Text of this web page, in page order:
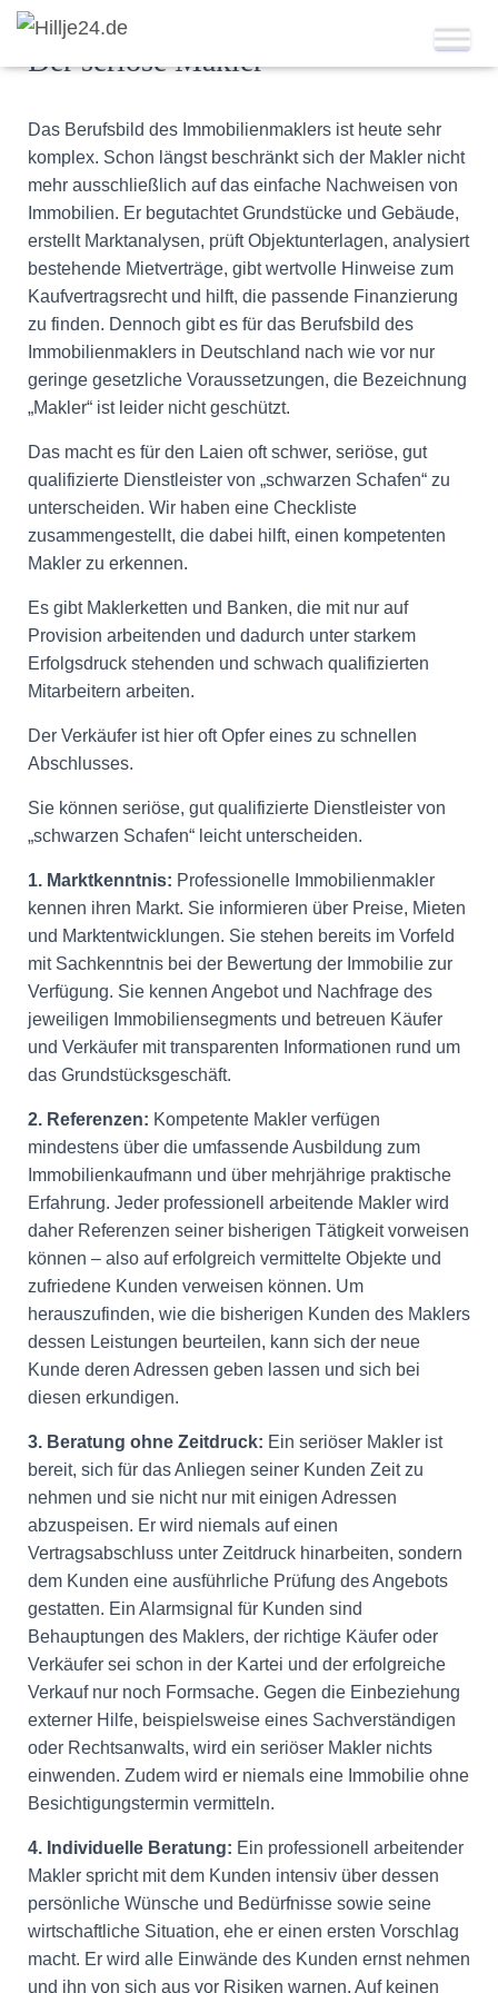
Der seriöse Makler
Das Berufsbild des Immobilienmaklers ist heute sehr
komplex. Schon längst beschränkt sich der Makler nicht
mehr ausschließlich auf das einfache Nachweisen von
Immobilien. Er begutachtet Grundstücke und Gebäude,
erstellt Marktanalysen, prüft Objektunterlagen, analysiert
bestehende Mietverträge, gibt wertvolle Hinweise zum
Kaufvertragsrecht und hilft, die passende Finanzierung
zu finden. Dennoch gibt es für das Berufsbild des
Immobilienmaklers in Deutschland nach wie vor nur
geringe gesetzliche Voraussetzungen, die Bezeichnung
„Makler“ ist leider nicht geschützt.
Das macht es für den Laien oft schwer, seriöse, gut
qualifizierte Dienstleister von „schwarzen Schafen“ zu
unterscheiden. Wir haben eine Checkliste
zusammengestellt, die dabei hilft, einen kompetenten
Makler zu erkennen.
Es gibt Maklerketten und Banken, die mit nur auf
Provision arbeitenden und dadurch unter starkem
Erfolgsdruck stehenden und schwach qualifizierten
Mitarbeitern arbeiten.
Der Verkäufer ist hier oft Opfer eines zu schnellen
Abschlusses.
Sie können seriöse, gut qualifizierte Dienstleister von
„schwarzen Schafen“ leicht unterscheiden.
1. Marktkenntnis: Professionelle Immobilienmakler
kennen ihren Markt. Sie informieren über Preise, Mieten
und Marktentwicklungen. Sie stehen bereits im Vorfeld
mit Sachkenntnis bei der Bewertung der Immobilie zur
Verfügung. Sie kennen Angebot und Nachfrage des
jeweiligen Immobiliensegments und betreuen Käufer
und Verkäufer mit transparenten Informationen rund um
das Grundstücksgeschäft.
2. Referenzen: Kompetente Makler verfügen
mindestens über die umfassende Ausbildung zum
Immobilienkaufmann und über mehrjährige praktische
Erfahrung. Jeder professionell arbeitende Makler wird
daher Referenzen seiner bisherigen Tätigkeit vorweisen
können – also auf erfolgreich vermittelte Objekte und
zufriedene Kunden verweisen können. Um
herauszufinden, wie die bisherigen Kunden des Maklers
dessen Leistungen beurteilen, kann sich der neue
Kunde deren Adressen geben lassen und sich bei
diesen erkundigen.
3. Beratung ohne Zeitdruck: Ein seriöser Makler ist
bereit, sich für das Anliegen seiner Kunden Zeit zu
nehmen und sie nicht nur mit einigen Adressen
abzuspeisen. Er wird niemals auf einen
Vertragsabschluss unter Zeitdruck hinarbeiten, sondern
dem Kunden eine ausführliche Prüfung des Angebots
gestatten. Ein Alarmsignal für Kunden sind
Behauptungen des Maklers, der richtige Käufer oder
Verkäufer sei schon in der Kartei und der erfolgreiche
Verkauf nur noch Formsache. Gegen die Einbeziehung
externer Hilfe, beispielsweise eines Sachverständigen
oder Rechtsanwalts, wird ein seriöser Makler nichts
einwenden. Zudem wird er niemals eine Immobilie ohne
Besichtigungstermin vermitteln.
4. Individuelle Beratung: Ein professionell arbeitender
Makler spricht mit dem Kunden intensiv über dessen
persönliche Wünsche und Bedürfnisse sowie seine
wirtschaftliche Situation, ehe er einen ersten Vorschlag
macht. Er wird alle Einwände des Kunden ernst nehmen
und ihn von sich aus vor Risiken warnen. Auf keinen